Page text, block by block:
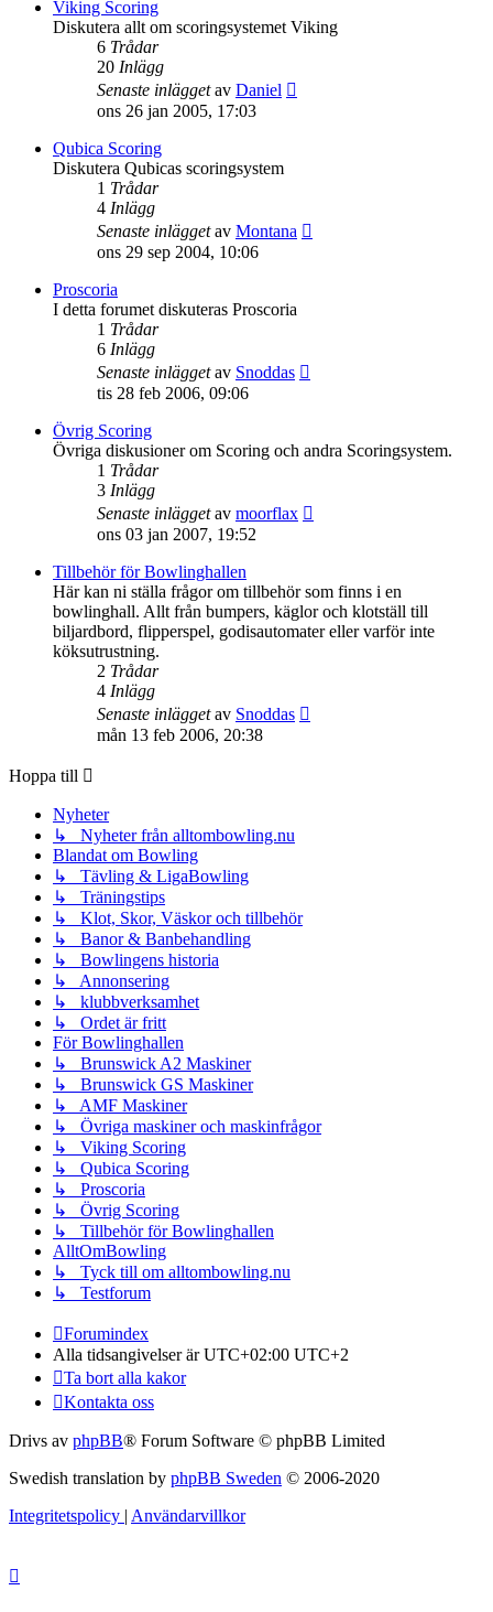
inlägget
Viking Scoring
Diskutera allt om scoringsystemet Viking
6 Trådar
20 Inlägg
Senaste inläggetav Daniel
ons 26 jan 2005, 17:03
Qubica Scoring
Diskutera Qubicas scoringsystem
1 Trådar
4 Inlägg
Senaste inläggetav Montana
ons 29 sep 2004, 10:06
Proscoria
I detta forumet diskuteras Proscoria
1 Trådar
6 Inlägg
Senaste inläggetav Snoddas
inlägget
tis 28 feb 2006, 09:06
Övrig Scoring
Övriga diskusioner om Scoring och andra Scoringsystem.
1 Trådar
3 Inlägg
Senaste inläggetav moorflax
inlägget
ons 03 jan 2007, 19:52
Tillbehör för Bowlinghallen
Här kan ni ställa frågor om tillbehör som finns i en
bowlinghall. Allt från bumpers, käglor och klotställ till
biljardbord, flipperspel, godisautomater eller varför inte
köksutrustning.
2 Trådar
4 Inlägg
Senaste inläggetav Snoddas
mån 13 feb 2006, 20:38
Hoppa till
Nyheter
↳ Nyheter från alltombowling.nu
Blandat om Bowling
↳ Tävling & LigaBowling
↳ Träningstips
↳ Klot, Skor, Väskor och tillbehör
↳ Banor & Banbehandling
↳ Bowlingens historia
↳ Annonsering
↳ klubbverksamhet
↳ Ordet är fritt
För Bowlinghallen
↳ Brunswick A2 Maskiner
↳ Brunswick GS Maskiner
↳ AMF Maskiner
↳ Övriga maskiner och maskinfrågor
↳ Viking Scoring
↳ Qubica Scoring
↳ Proscoria
↳ Övrig Scoring
↳ Tillbehör för Bowlinghallen
AlltOmBowling
↳ Tyck till om alltombowling.nu
↳ Testforum
Forumindex
Alla tidsangivelser är UTC+02:00 UTC+2
Ta bort alla kakor
Kontakta oss
Drivs av phpBB® Forum Software © phpBB Limited
Swedish translation by phpBB Sweden © 2006-2020
Integritetspolicy | Användarvillkor